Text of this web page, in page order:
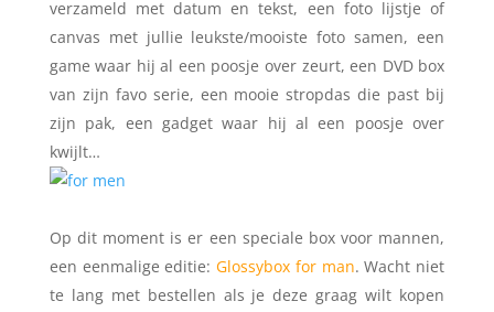
verzameld met datum en tekst, een foto lijstje of
canvas met jullie leukste/mooiste foto samen, een
game waar hij al een poosje over zeurt, een DVD box
van zijn favo serie, een mooie stropdas die past bij
zijn pak, een gadget waar hij al een poosje over
kwijlt…
Op dit moment is er een speciale box voor mannen,
een eenmalige editie:Glossybox for man. Wacht niet
te lang met bestellen als je deze graag wilt kopen